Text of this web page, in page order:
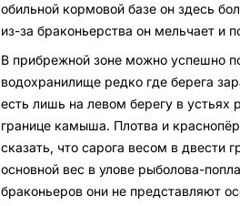
обильной кормовой базе он здесь
из-за браконьерства он мельчает и
В прибрежной зоне можно успешно
водохранилище редко где берега
есть лишь на левом берегу в устьях
границе камыша. Плотва и
сказать, что сарога весом в
основной вес в улове рыболова-
браконьеров они не представляют